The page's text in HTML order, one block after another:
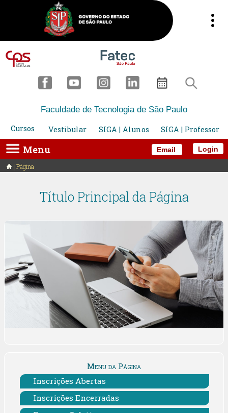
Email
Faculdade de Tecnologia de São Paulo
Cursos
Vestibular SIGA | Alunos SIGA | Professor
Menu Login
Página
Título Principal da Página
Menu da Página
Inscrições Abertas
Inscrições Encerradas